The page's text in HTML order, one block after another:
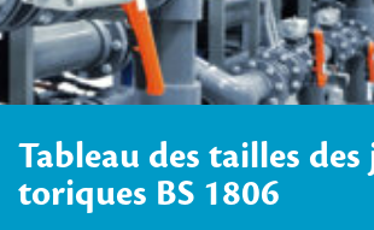
Tableau des tailles
toriques BS 1806